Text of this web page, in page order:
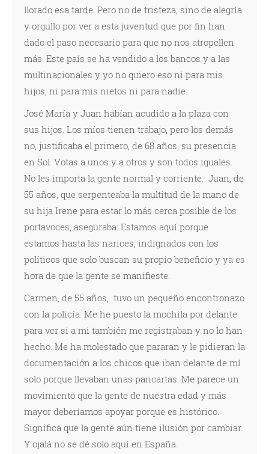
llorado esa tarde. Pero no de tristeza, sino de alegría
y orgullo por ver a esta juventud que por fin han
dado el paso necesario para que no nos atropellen
más. Este país se ha vendido a los bancos y a las
multinacionales y yo no quiero eso ni para mis
hijos, ni para mis nietos ni para nadie.
José María y Juan habían acudido a la plaza con
sus hijos. Los míos tienen trabajo, pero los demás
no, justificaba el primero, de 68 años, su presencia
en Sol. Votas a unos y a otros y son todos iguales.
No les importa la gente normal y corriente. Juan, de
55 años, que serpenteaba la multitud de la mano de
su hija Irene para estar lo más cerca posible de los
portavoces, aseguraba: Estamos aquí porque
estamos hasta las narices, indignados con los
políticos que solo buscan su propio beneficio y ya es
hora de que la gente se manifieste.
Carmen, de 55 años, tuvo un pequeño encontronazo
con la policía. Me he puesto la mochila por delante
para ver si a mi también me registraban y no lo han
hecho. Me ha molestado que pararan y le pidieran la
documentación a los chicos que iban delante de mí
solo porque llevaban unas pancartas. Me parece un
movimiento que la gente de nuestra edad y más
mayor deberíamos apoyar porque es histórico.
Significa que la gente aún tiene ilusión por cambiar.
Y ojalá no se dé solo aquí en España.